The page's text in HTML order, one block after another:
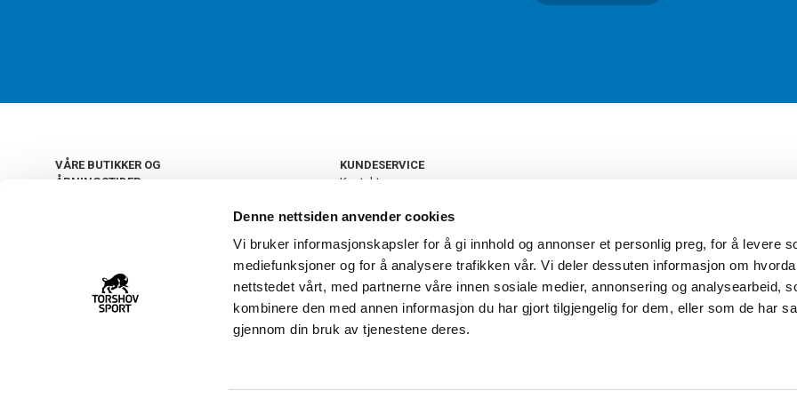
Denne nettsiden anvender cookies
Vi bruker informasjonskapsler for å gi innhold og annonser et personlig preg, for å levere
mediefunksjoner og for å analysere trafikken vår. Vi deler dessuten informasjon om
nettstedet vårt, med partnerne våre innen sosiale medier, annonsering og analysearbeid,
kombinere den med annen informasjon du har gjort tilgjengelig for dem, eller som de har
gjennom din bruk av tjenestene deres.
VÅRE BUTIKKER OG
ÅPNINGSTIDER
22 09 20 20
KUNDESERVICE
Kontakt oss
Retur og bytte
Personvern
Frakt og levering
Ledige stillinger
FAQ - Ofte stilte spørsmål
Åpenhetsloven
Torshov Sport har over 90 års
klubbhandel. Torshov Sport har
Drammen, Sandvika Storsenter